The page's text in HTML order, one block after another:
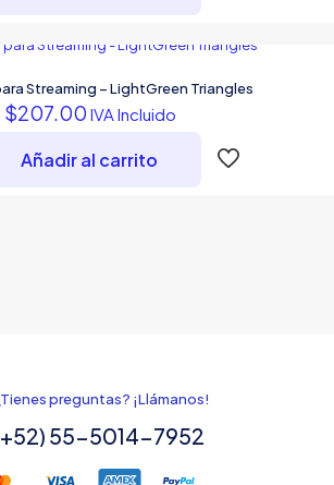
Streaming – LightGreen Triangles
$207.00 IVA Incluido
Añadir al carrito
preguntas? ¡Llámanos!
55-5014-7952